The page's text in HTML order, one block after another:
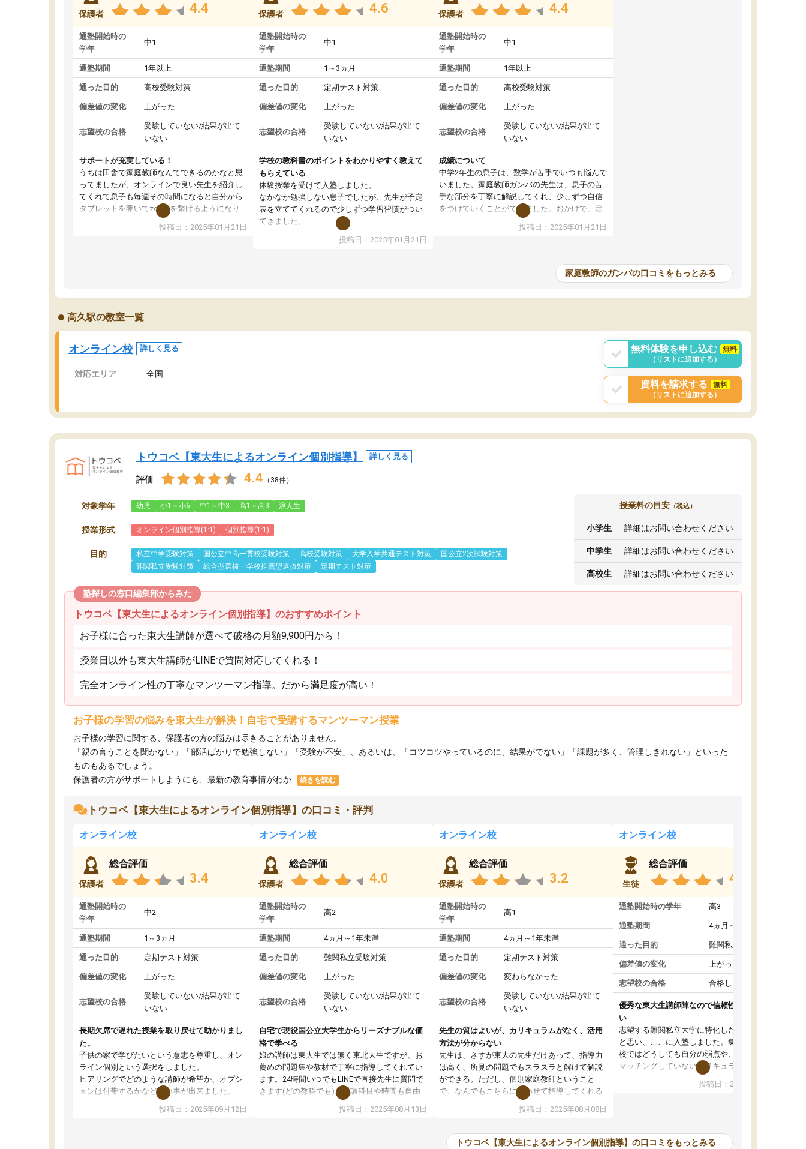
保護者 4.4
通塾開始時の
学年
中1
通塾期間 1年以上
通った目的 高校受験対策
偏差値の変化 上がった
志望校の合格
受験していない/結果が出て
いない
サポートが充実している！
うちは田舎で家庭教師なんてできるのかなと思
ってましたが、オンラインで良い先生を紹介し
てくれて息子も毎週その時間になると自分から
タブレットを開いてzoomを繋げるようになり
ました！5科目なんでもOKなのもとても気に入
投稿日：2025年01月21日
保護者 4.6
通塾開始時の
学年
中1
通塾期間 1～3ヵ月
通った目的 定期テスト対策
偏差値の変化 上がった
志望校の合格
受験していない/結果が出て
いない
学校の教科書のポイントをわかりやすく教えて
もらえている
体験授業を受けて入塾しました。
なかなか勉強しない息子でしたが、先生が予定
表を立ててくれるので少しずつ学習習慣がつい
てきました。
オンラインで週に一度の受講ですが、指導が無
い日も予定表に基づいて勉強したり、LINEでわ
投稿日：2025年01月21日
保護者 4.4
通塾開始時の
学年
中1
通塾期間 1年以上
通った目的 高校受験対策
偏差値の変化 上がった
志望校の合格
受験していない/結果が出て
いない
成績について
中学2年生の息子は、数学が苦手でいつも悩んで
いました。家庭教師ガンバの先生は、息子の苦
手な部分を丁寧に解説してくれ、少しずつ自信
をつけていくことができました。おかげで、定
期テストの成績が10点以上アップし、本人もと
投稿日：2025年01月21日
家庭教師のガンバの口コミをもっとみる
高久駅の教室一覧
オンライン校 詳しく見る
対応エリア 全国
無料体験を申し込む
無料
（リストに追加する）
資料を請求する
無料
（リストに追加する）
トウコベ【東大生によるオンライン個別指導】 詳しく見る
評価 4.4 （38件）
対象学年 幼児 小1～小6 中1～中3 高1～高3 浪人生
授業形式 オンライン個別指導(1:1) 個別指導(1:1)
目的 私立中学受験対策 国公立中高一貫校受験対策 高校受験対策 大学入学共通テスト対策
国公立2次試験対策
難関私立受験対策
総合型選抜・学校推薦型選抜対策 定期テスト対策
授業料の目安 （税込）
小学生 詳細はお問い合わせください
中学生 詳細はお問い合わせください
高校生 詳細はお問い合わせください
塾探しの窓口編集部からみた
トウコベ【東大生によるオンライン個別指導】のおすすめポイント
お子様に合った東大生講師が選べて破格の月額9,900円から！
授業日以外も東大生講師がLINEで質問対応してくれる！
完全オンライン性の丁寧なマンツーマン指導。だから満足度が高い！
お子様の学習の悩みを東大生が解決！自宅で受講するマンツーマン授業
お子様の学習に関する、保護者の方の悩みは尽きることがありません。
「親の言うことを聞かない」「部活ばかりで勉強しない」「受験が不安」、あるいは、「コツコツやっているのに、結果がでない」「課題が多く、管理しきれない」といった
ものもあるでしょう。
保護者の方がサポートしようにも、最新の教育事情がわか...
続きを読む
トウコベ【東大生によるオンライン個別指導】の口コミ・評判
オンライン校
保護者
総合評価
3.4
通塾開始時の
学年
中2
通塾期間 1～3ヵ月
通った目的 定期テスト対策
偏差値の変化 上がった
志望校の合格
受験していない/結果が出て
いない
長期欠席で遅れた授業を取り戻せて助かりまし
た。
子供の家で学びたいという意志を尊重し、オン
ライン個別という選択をしました。
ヒアリングでどのような講師が希望か、オプシ
ョンは付帯するかなど選ぶ事が出来ました。
講師とのマッチング後講師との初回ミーティン
グを行い、その講師で良いか他の講師を希望す
投稿日：2025年09月12日
オンライン校
保護者
総合評価
4.0
通塾開始時の
学年
高2
通塾期間 4ヵ月～1年未満
通った目的 難関私立受験対策
偏差値の変化 上がった
志望校の合格
受験していない/結果が出て
いない
自宅で現役国公立大学生からリーズナブルな価
格で学べる
娘の講師は東大生では無く東北大生ですが、お
薦めの問題集や教材で丁寧に指導してくれてい
ます。24時間いつでもLINEで直接先生に質問で
きます(どの教科でも)。受講科目や時間も自由
に決めれるので、個人に合った勉強ができると
思います。カリキュラム相談みたいなのがあり
投稿日：2025年08月13日
オンライン校
保護者
総合評価
3.2
通塾開始時の
学年
高1
通塾期間 4ヵ月～1年未満
通った目的 定期テスト対策
偏差値の変化 変わらなかった
志望校の合格
受験していない/結果が出て
いない
先生の質はよいが、カリキュラムがなく、活用
方法が分からない
先生は、さすが東大の先生だけあって、指導力
は高く、所見の問題でもスラスラと解けて解説
ができる。ただし、個別家庭教師ということ
で、なんでもこちらに合わせて指導してくれる
のだが、具体的なカリキュラムがない。当方
は、授業の先取り学習をするため、学校の教科
いただいたが、1時間の時間を使って進められる
投稿日：2025年08月08日
オンライン校
生徒
総合評価
4.4
通塾開始時の学年 高3
通塾期間 4ヵ月～1年未満
通った目的 難関私立受験対策
偏差値の変化 上がった
志望校の合格 合格した
優秀な東大生講師陣なので信頼性や安心感が高
い
志望する難関私立大学に特化した準備をしたい
と思い、ここに入塾しました。集団指導の予備
校ではどうしても自分の弱点や、志望校対策に
マッチングしていないカリキュラムに不安を感
また受験のノウハウを蓄積している優秀な東大
ツーマン指導によって、自分の志望校にふさわ
投稿日：2024年02月19日
トウコベ【東大生によるオンライン個別指導】の口コミをもっとみる